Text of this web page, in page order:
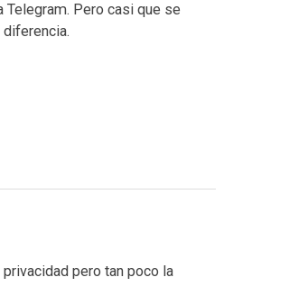
Telegram. Pero casi que se
pero tan poco la